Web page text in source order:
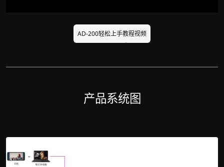
AD-200轻松上手教程视频
产品系统图